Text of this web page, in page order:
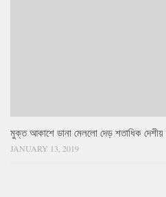
মুক্ত আকাশে ডানা মেললো দেড় শতাধিক দেশীয়
JANUARY 13, 2019